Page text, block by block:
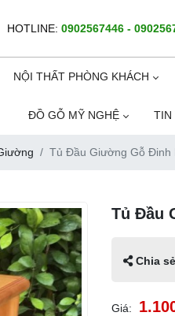
HOTLINE: 0902567446 -
NỘI THẤT PHÒNG KHÁCH
ĐỒ GỖ MỸ NGHỆ TIN
Tủ Đầu Giường Gỗ Đinh
Tủ Đầu
Chia
Giá: